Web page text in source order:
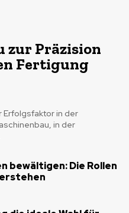
zur Präzision
Fertigung
Erfolgsfaktor in der
in der
bewältigen: Die Rollen